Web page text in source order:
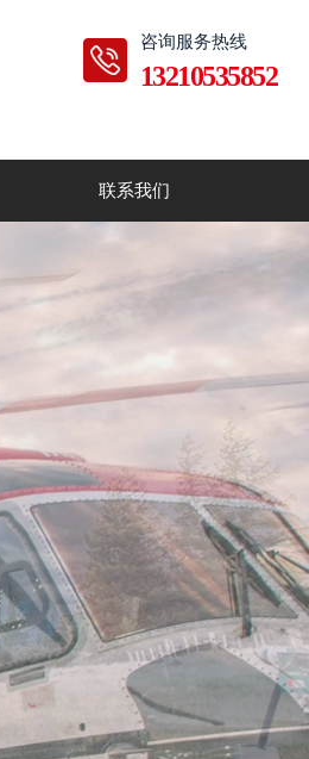
咨询服务热线
13210535852
联系我们